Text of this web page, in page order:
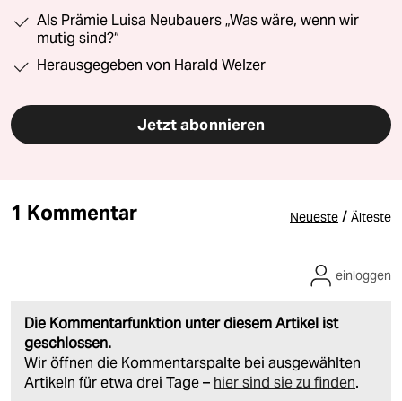
Als Prämie Luisa Neubauers „Was wäre, wenn wir
mutig sind?“
Herausgegeben von Harald Welzer
Jetzt abonnieren
1 Kommentar Neueste / Älteste
Die Kommentarfunktion unter diesem Artikel ist
geschlossen.
Wir öffnen die Kommentarspalte bei ausgewählten
Artikeln für etwa drei Tage – hier sind sie zu finden.
einloggen